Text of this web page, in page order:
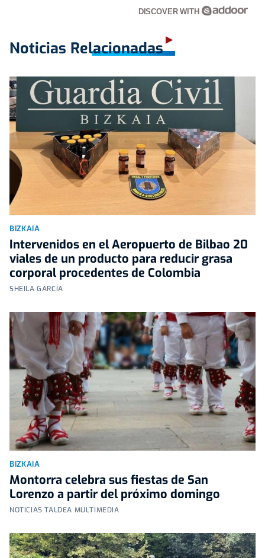
DISCOVER WITH
Noticias Relacionadas
BIZKAIA
Intervenidos en el Aeropuerto de Bilbao 20
viales de un producto para reducir grasa
corporal procedentes de Colombia
SHEILA GARCÍA
BIZKAIA
Montorra celebra sus fiestas de San
Lorenzo a partir del próximo domingo
NOTICIAS TALDEA MULTIMEDIA